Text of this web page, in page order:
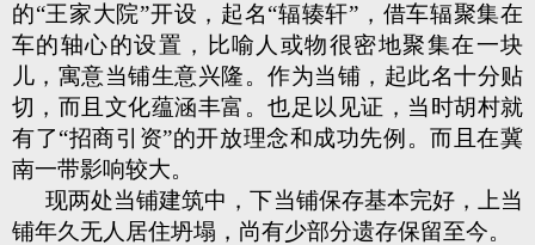
的“王家大院”开设，起名“辐辏轩”，借车辐聚集在
车的轴心的设置，比喻人或物很密地聚集在一块
儿，寓意当铺生意兴隆。作为当铺，起此名十分贴
切，而且文化蕴涵丰富。也足以见证，当时胡村就
有了“招商引资”的开放理念和成功先例。而且在冀
南一带影响较大。
现两处当铺建筑中，下当铺保存基本完好，上当
铺年久无人居住坍塌，尚有少部分遗存保留至今。